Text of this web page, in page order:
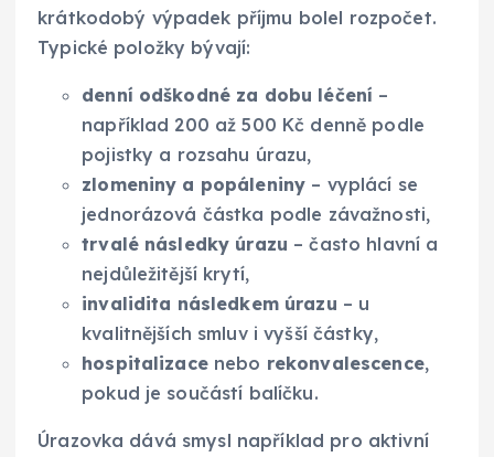
krátkodobý výpadek příjmu bolel rozpočet.
Typické položky bývají:
denní odškodné za dobu léčení –
například 200 až 500 Kč denně podle
pojistky a rozsahu úrazu,
zlomeniny a popáleniny – vyplácí se
jednorázová částka podle závažnosti,
trvalé následky úrazu – často hlavní a
nejdůležitější krytí,
invalidita následkem úrazu – u
kvalitnějších smluv i vyšší částky,
hospitalizacenebo rekonvalescence,
pokud je součástí balíčku.
Úrazovka dává smysl například pro aktivní